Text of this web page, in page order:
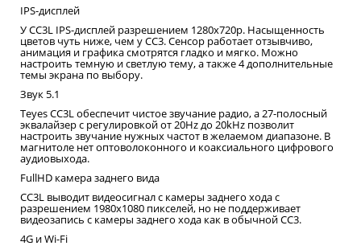
IPS-дисплей
У CC3L IPS-дисплей разрешением 1280x720р. Насыщенность
цветов чуть ниже, чем у СС3. Сенсор работает отзывчиво,
анимация и графика смотрятся гладко и мягко. Можно
настроить темную и светлую тему, а также 4 дополнительные
темы экрана по выбору.
Звук 5.1
Teyes CC3L обеспечит чистое звучание радио, а 27-полосный
эквалайзер с регулировкой от 20Hz до 20kHz позволит
настроить звучание нужных частот в желаемом диапазоне. В
магнитоле нет оптоволоконного и коаксиального цифрового
аудиовыхода.
FullHD камера заднего вида
CC3L выводит видеосигнал с камеры заднего хода с
разрешением 1980x1080 пикселей, но не поддерживает
видеозапись с камеры заднего хода как в обычной СС3.
4G и Wi-Fi